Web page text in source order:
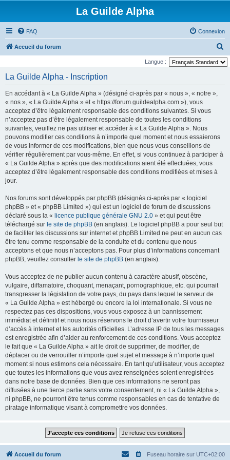
La Guilde Alpha
FAQ Connexion
Accueil du forum
e
Langue :
La Guilde Alpha - Inscription
En accédant à « La Guilde Alpha » (désigné ci-après par « nous », « notre »,
« nos », « La Guilde Alpha » et « https://forum.guildealpha.com »), vous
acceptez d’être légalement responsable des conditions suivantes. Si vous
n’acceptez pas d’être légalement responsable de toutes les conditions
suivantes, veuillez ne pas utiliser et accéder à « La Guilde Alpha ». Nous
pouvons modifier ces conditions à n’importe quel moment et nous essaierons
de vous informer de ces modifications, bien que nous vous conseillons de
vérifier régulièrement par vous-même. En effet, si vous continuez à participer à
« La Guilde Alpha » après que des modifications aient été effectuées, vous
acceptez d’être légalement responsable des conditions modifiées et mises à
jour.
Nos forums sont développés par phpBB (désignés ci-après par « logiciel
phpBB » et « phpBB Limited ») qui est un logiciel de forum de discussions
déclaré sous la « licence publique générale GNU 2.0 » et qui peut être
téléchargé sur le site de phpBB (en anglais). Le logiciel phpBB a pour seul but
de faciliter les discussions sur internet et phpBB Limited ne peut en aucun cas
être tenu comme responsable de la conduite et du contenu que nous
acceptons et que nous n’acceptons pas. Pour plus d’informations concernant
phpBB, veuillez consulter le site de phpBB (en anglais).
Vous acceptez de ne publier aucun contenu à caractère abusif, obscène,
vulgaire, diffamatoire, choquant, menaçant, pornographique, etc. qui pourrait
transgresser la législation de votre pays, du pays dans lequel le serveur de
« La Guilde Alpha » est hébergé ou encore la loi internationale. Si vous ne
respectez pas ces dispositions, vous vous exposez à un bannissement
immédiat et définitif et nous nous réservons le droit d’avertir votre fournisseur
d’accès à internet et les autorités officielles. L’adresse IP de tous les messages
est enregistrée afin d’aider au renforcement de ces conditions. Vous acceptez
le fait que « La Guilde Alpha » ait le droit de supprimer, de modifier, de
déplacer ou de verrouiller n’importe quel sujet et message à n’importe quel
moment si nous estimons cela nécessaire. En tant qu’utilisateur, vous acceptez
que toutes les informations que vous avez renseignées soient enregistrées
dans notre base de données. Bien que ces informations ne seront pas
diffusées à une tierce partie sans votre consentement, ni « La Guilde Alpha »,
ni phpBB, ne pourront être tenus comme responsables en cas de tentative de
piratage informatique visant à compromettre vos données.
Accueil du forum Fuseau horaire sur UTC+02:00